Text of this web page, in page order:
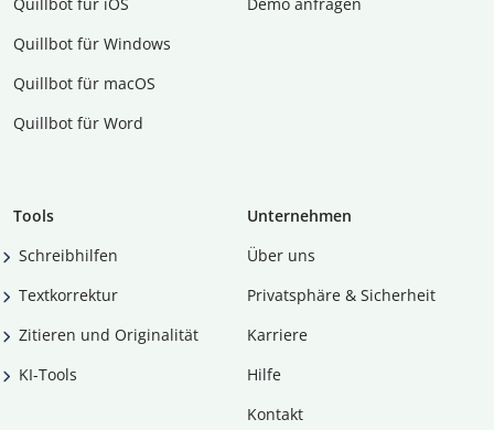
Quillbot für Windows
Quillbot für macOS
Quillbot für Word
Tools
Schreibhilfen
Textkorrektur
Zitieren und Originalität
KI-Tools
Unternehmen
Über uns
Privatsphäre & Sicherheit
Karriere
Hilfe
Kontakt